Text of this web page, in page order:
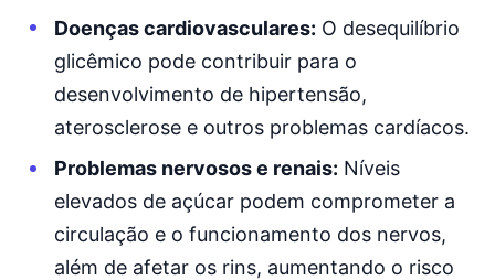
Doenças cardiovasculares: O desequilíbrio
glicêmico pode contribuir para o
desenvolvimento de hipertensão,
aterosclerose e outros problemas cardíacos.
Problemas nervosos e renais: Níveis
elevados de açúcar podem comprometer a
circulação e o funcionamento dos nervos,
além de afetar os rins, aumentando o risco